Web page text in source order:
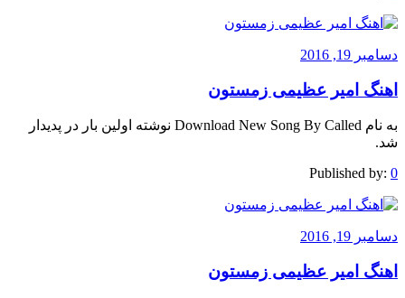
دسامبر 19, 2016
اهنگ امیر عظیمی زمستون
به نام Download New Song By Called نوشته اولین بار در پدیدار
شد.
Published by: 0
دسامبر 19, 2016
اهنگ امیر عظیمی زمستون